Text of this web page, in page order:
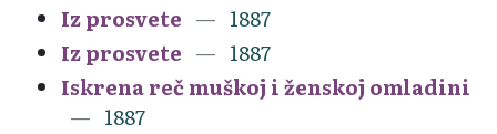
Iz prosvete
1887
Iz prosvete
1887
Iskrena reč muškoj i ženskoj omladini
1887